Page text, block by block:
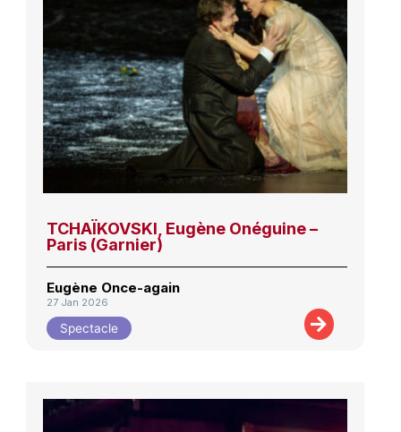
TCHAÏKOVSKI, Eugène Onéguine –
Paris (Garnier)
Eugène Once-again
27 Jan 2026
Spectacle